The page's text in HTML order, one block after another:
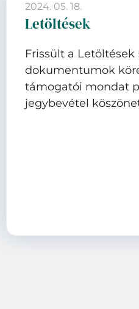
2024. 05. 18.
Letöltések
Frissült a
dokumentumok
támogatói mondat
jegybevétel